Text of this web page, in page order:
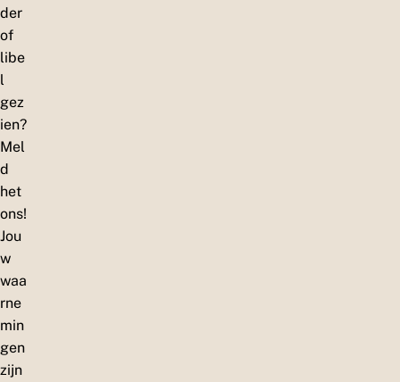
der
of
libe
l
gez
ien?
Mel
d
het
ons!
Jou
w
waa
rne
min
gen
zijn